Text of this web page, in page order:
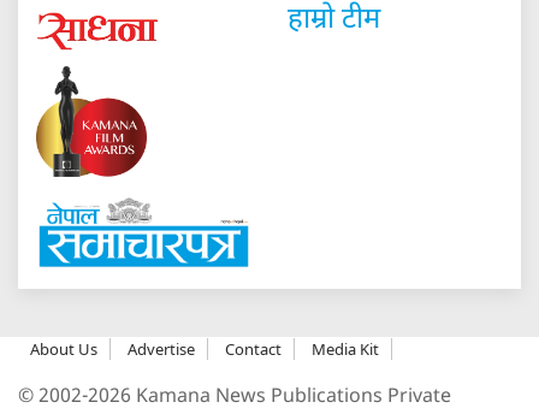
हाम्रो टीम
About Us Advertise Contact Media Kit
© 2002-2026 Kamana News Publications Private